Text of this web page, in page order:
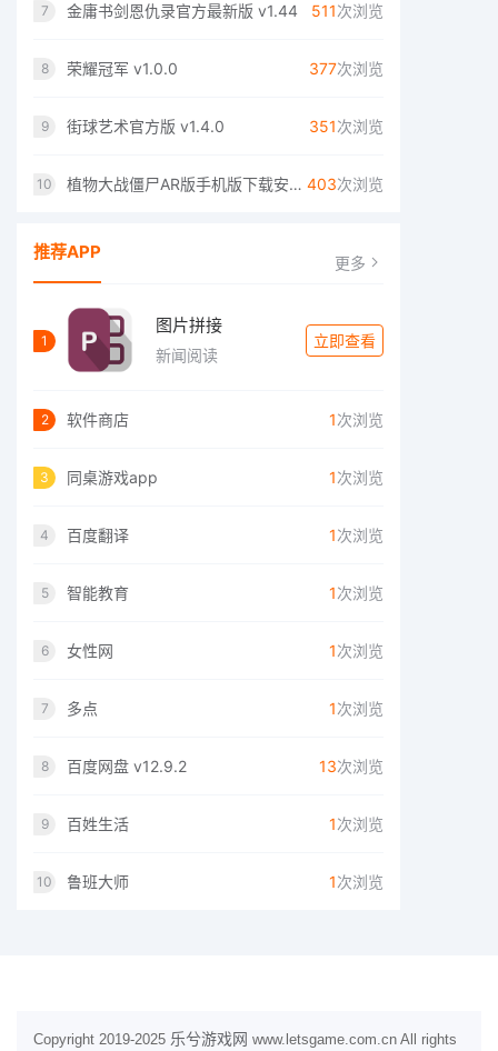
7 金庸书剑恩仇录官方最新版 v1.44 511次浏览
8 荣耀冠军 v1.0.0 377次浏览
9 街球艺术官方版 v1.4.0 351次浏览
10 植物大战僵尸AR版手机版下载安装 v1.1.1 403次浏览
推荐APP 更多
1
图片拼接
新闻阅读
立即查看
2 软件商店 1次浏览
3 同桌游戏app 1次浏览
4 百度翻译 1次浏览
5 智能教育 1次浏览
6 女性网 1次浏览
7 多点 1次浏览
8 百度网盘 v12.9.2 13次浏览
9 百姓生活 1次浏览
10 鲁班大师 1次浏览
Copyright 2019-2025 乐兮游戏网 www.letsgame.com.cn All rights